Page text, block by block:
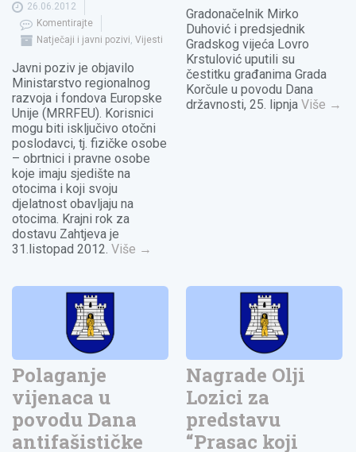
26.06.2012
Komentirajte
Natječaji i javni pozivi, Vijesti
Javni poziv je objavilo
Ministarstvo regionalnog
razvoja i fondova Europske
Unije (MRRFEU). Korisnici
mogu biti isključivo otočni
poslodavci, tj. fizičke osobe
– obrtnici i pravne osobe
koje imaju sjedište na
otocima i koji svoju
djelatnost obavljaju na
otocima. Krajni rok za
dostavu Zahtjeva je
31.listopad 2012. Više →
Gradonačelnik Mirko
Duhović i predsjednik
Gradskog vijeća Lovro
Krstulović uputili su
čestitku građanima Grada
Korčule u povodu Dana
državnosti, 25. lipnjaViše →
Polaganje
vijenaca u
povodu Dana
antifašističke
Nagrade Olji
Lozici za
predstavu
“Prasac koji